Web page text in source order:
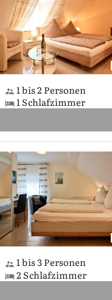
1 bis 2 Personen
1 Schlafzimmer
1 bis 3 Personen
2 Schlafzimmer